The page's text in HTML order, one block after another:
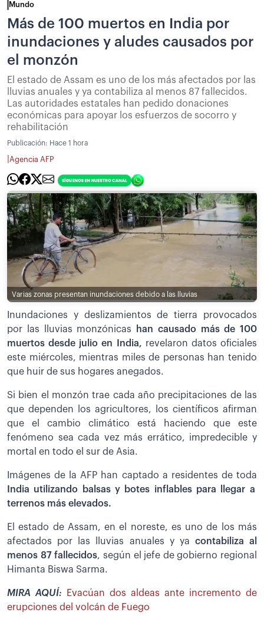
Mundo
Más de 100 muertos en India por
inundaciones y aludes causados por
el monzón
El estado de Assam es uno de los más afectados por las
lluvias anuales y ya contabiliza al menos 87 fallecidos.
Las autoridades estatales han pedido donaciones
económicas para apoyar los esfuerzos de socorro y
rehabilitación
Publicación: Hace 1 hora
Agencia AFP
Varias zonas presentan inundaciones debido a las lluvias
Inundaciones y deslizamientos de tierra provocados
por las lluvias monzónicas han causado más de 100
muertos desde julio en India, revelaron datos oficiales
este miércoles, mientras miles de personas han tenido
que huir de sus hogares anegados.
Si bien el monzón trae cada año precipitaciones de las
que dependen los agricultores, los científicos afirman
que el cambio climático está haciendo que este
fenómeno sea cada vez más errático, impredecible y
mortal en todo el sur de Asia.
Imágenes de la AFP han captado a residentes de toda
India utilizando balsas y botes inflables para llegar a
terrenos más elevados.
El estado de Assam, en el noreste, es uno de los más
afectados por las lluvias anuales y ya contabiliza al
menos 87 fallecidos, según el jefe de gobierno regional
Himanta Biswa Sarma.
MIRA AQUÍ:
Evacúan dos aldeas ante incremento de
erupciones del volcán de Fuego